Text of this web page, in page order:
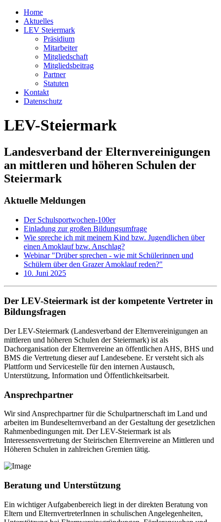
Home
Aktuelles
LEV Steiermark
Präsidium
Mitarbeiter
Mitgliedschaft
Mitgliedsbeitrag
Partner
Statuten
Kontakt
Datenschutz
LEV-Steiermark
Landesverband der Elternvereinigungen
an mittleren und höheren Schulen der
Steiermark
Aktuelle Meldungen
Der Schulsportwochen-100er
Einladung zur großen Bildungsumfrage
Wie spreche ich mit meinem Kind bzw. Jugendlichen über
einen Amoklauf bzw. Anschlag?
Webinar "Drüber sprechen - wie mit Schülerinnen und
Schülern über den Grazer Amoklauf reden?"
10. Juni 2025
Der LEV-Steiermark ist der kompetente Vertreter in
Bildungsfragen
Der LEV-Steiermark (Landesverband der Elternvereinigungen an
mittleren und höheren Schulen der Steiermark) ist als
Dachorganisation der Elternvereine an öffentlichen AHS, BHS und
BMS die Vertretung dieser auf Landesebene. Er versteht sich als
Plattform und Servicestelle für den internen Austausch,
Unterstützung, Information und Öffentlichkeitsarbeit.
Ansprechpartner
Wir sind Ansprechpartner für die Schulpartnerschaft im Land und
arbeiten im Bundeselternverband an der Gestaltung der gesetzlichen
Rahmenbedingungen mit. Der LEV-Steiermark ist als
Interessensvertretung der Steirischen Elternvereine an Mittleren und
Höheren Schulen in zahlreichen Gremien tätig.
Beratung und Unterstützung
Ein wichtiger Aufgabenbereich liegt in der direkten Beratung von
Eltern und ElternvertreterInnen in schulischen Angelegenheiten,